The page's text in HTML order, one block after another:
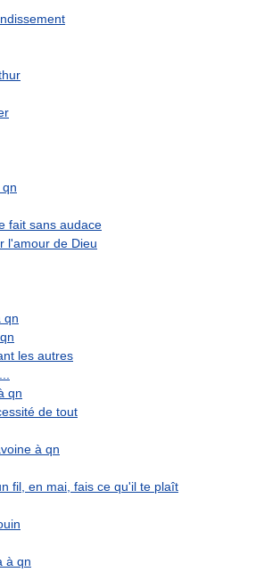
fait sans audace
l'amour de Dieu
qn
les autres
qn
de tout
à qn
fil, en mai, fais ce qu'il te plaît
à qn